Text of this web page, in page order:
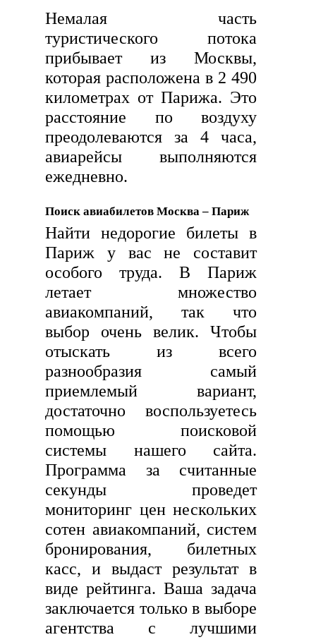
Немалая часть
туристического потока
прибывает из Москвы,
которая расположена в 2 490
километрах от Парижа. Это
расстояние по воздуху
преодолеваются за 4 часа,
авиарейсы выполняются
ежедневно.
Поиск авиабилетов Москва – Париж
Найти недорогие билеты в
Париж у вас не составит
особого труда. В Париж
летает множество
авиакомпаний, так что
выбор очень велик. Чтобы
отыскать из всего
разнообразия самый
приемлемый вариант,
достаточно воспользуетесь
помощью поисковой
системы нашего сайта.
Программа за считанные
секунды проведет
мониторинг цен нескольких
сотен авиакомпаний, систем
бронирования, билетных
касс, и выдаст результат в
виде рейтинга. Ваша задача
заключается только в выборе
агентства с лучшими